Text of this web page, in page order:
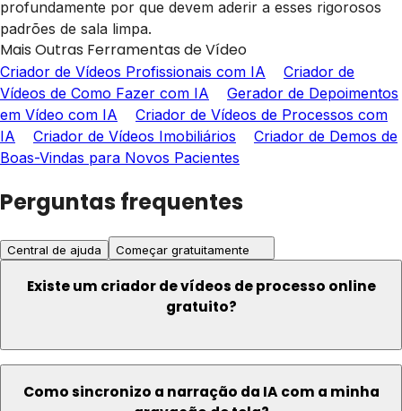
profundamente por que devem aderir a esses rigorosos
padrões de sala limpa.
Mais Outras Ferramentas de Vídeo
Criador de Vídeos Profissionais com IA
Criador de
Vídeos de Como Fazer com IA
Gerador de Depoimentos
em Vídeo com IA
Criador de Vídeos de Processos com
IA
Criador de Vídeos Imobiliários
Criador de Demos de
Boas-Vindas para Novos Pacientes
Perguntas frequentes
Central de ajuda Começar gratuitamente
Existe um criador de vídeos de processo online
gratuito?
Como sincronizo a narração da IA com a minha